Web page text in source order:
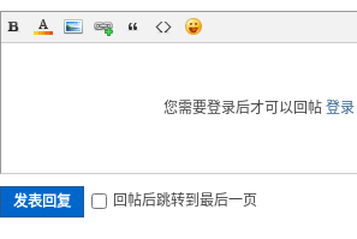
您需要登录后才可以回帖 登录|
发表回复 回帖后跳转到最后一页